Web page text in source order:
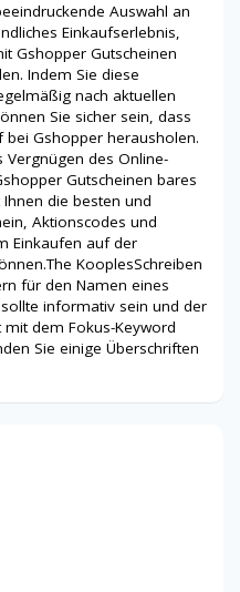
Auswahl an
Einkaufserlebnis,
Gshopper Gutscheinen
Indem Sie diese
nach aktuellen
Sie sicher sein, dass
bei Gshopper herausholen.
Vergnügen des Online-
Gutscheinen bares
Ihnen die besten und
Aktionscodes und
Einkaufen auf der
KooplesSchreiben
für den Namen eines
sollte informativ sein und der
dem Fokus-Keyword
Sie einige Überschriften